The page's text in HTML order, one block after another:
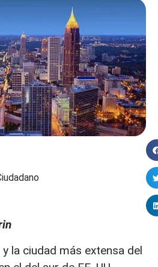
la ciudad más extensa del